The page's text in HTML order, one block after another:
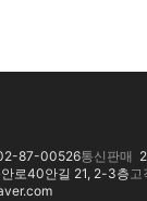
87-00526통신판매
로40안길 21, 2-3층고